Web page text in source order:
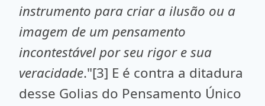
instrumento para criar a ilusão ou a
imagem de um pensamento
incontestável por seu rigor e sua
veracidade."[3] E é contra a ditadura
desse Golias do Pensamento Único